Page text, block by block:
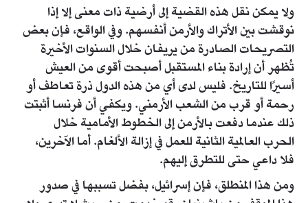
ولا يمكن نقل هذه القضية إلى أرضية ذات معنى إلا إذا
نوقشت بين الأتراك والأرمن أنفسهم. وفي الواقع، فإن بعض
التصريحات الصادرة من يريفان خلال السنوات الأخيرة
تُظهر أن إرادة بناء المستقبل أصبحت أقوى من العيش
أسيرًا للتاريخ. فليس لدى أي من هذه الدول ذرة تعاطف أو
رحمة أو قرب من الشعب الأرمني. ويكفي أن فرنسا أثبتت
ذلك عندما دفعت بالأرمن إلى الخطوط الأمامية خلال
الحرب العالمية الثانية للعمل في إزالة الألغام. أما الآخرين،
فلا داعي حتى للتطرق إليهم.
ومن هذا المنطلق، فإن إسرائيل، بفضل تسببها في صدور